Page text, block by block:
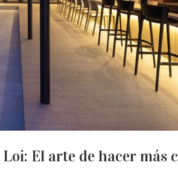
El arte de hacer más